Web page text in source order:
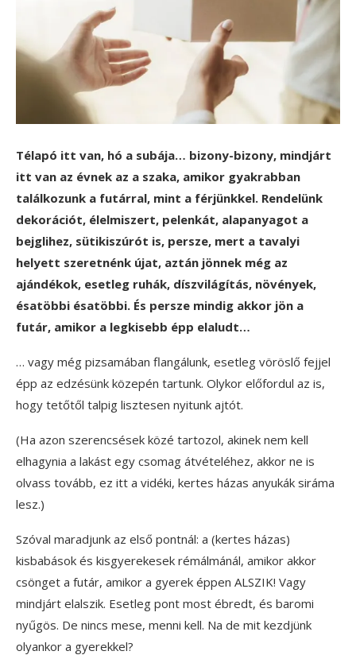
Télapó itt van, hó a subája… bizony-bizony, mindjárt
itt van az évnek az a szaka, amikor gyakrabban
találkozunk a futárral, mint a férjünkkel. Rendelünk
dekorációt, élelmiszert, pelenkát, alapanyagot a
bejglihez, sütikiszúrót is, persze, mert a tavalyi
helyett szeretnénk újat, aztán jönnek még az
ajándékok, esetleg ruhák, díszvilágítás, növények,
ésatöbbi ésatöbbi. És persze mindig akkor jön a
futár, amikor a legkisebb épp elaludt…
… vagy még pizsamában flangálunk, esetleg vöröslő fejjel
épp az edzésünk közepén tartunk. Olykor előfordul az is,
hogy tetőtől talpig lisztesen nyitunk ajtót.
(Ha azon szerencsések közé tartozol, akinek nem kell
elhagynia a lakást egy csomag átvételéhez, akkor ne is
olvass tovább, ez itt a vidéki, kertes házas anyukák siráma
lesz.)
Szóval maradjunk az első pontnál: a (kertes házas)
kisbabások és kisgyerekesek rémálmánál, amikor akkor
csönget a futár, amikor a gyerek éppen ALSZIK! Vagy
mindjárt elalszik. Esetleg pont most ébredt, és baromi
nyűgös. De nincs mese, menni kell. Na de mit kezdjünk
olyankor a gyerekkel?